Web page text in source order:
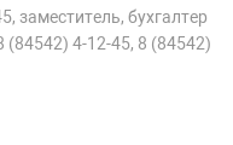
заместитель, бухгалтер
(84542) 4-12-45, 8 (84542)